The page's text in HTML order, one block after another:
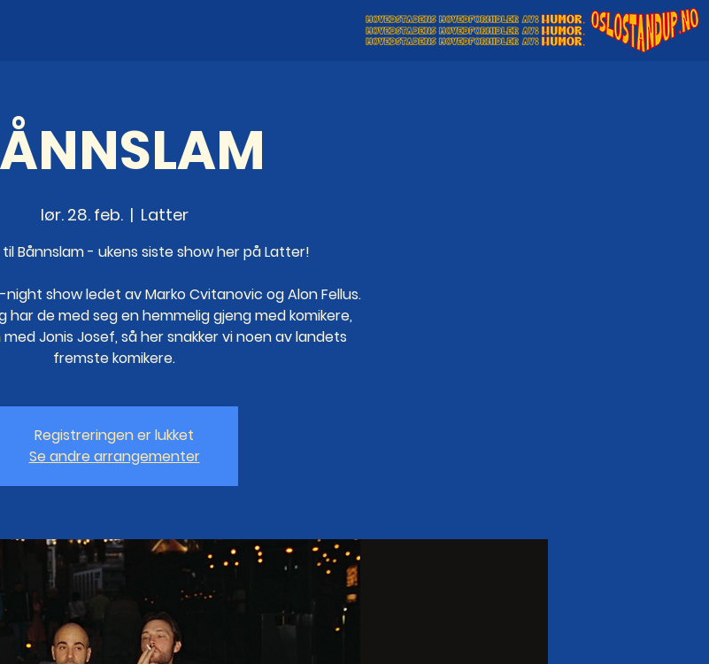
lør. 28. feb.
  |
Latter
Bånnslam - ukens siste show her på Latter!
show ledet av Marko Cvitanovic og Alon Fellus.
har de med seg en hemmelig gjeng med komikere,
Jonis Josef, så her snakker vi noen av landets
fremste komikere.
Registreringen er lukket
Se andre arrangementer